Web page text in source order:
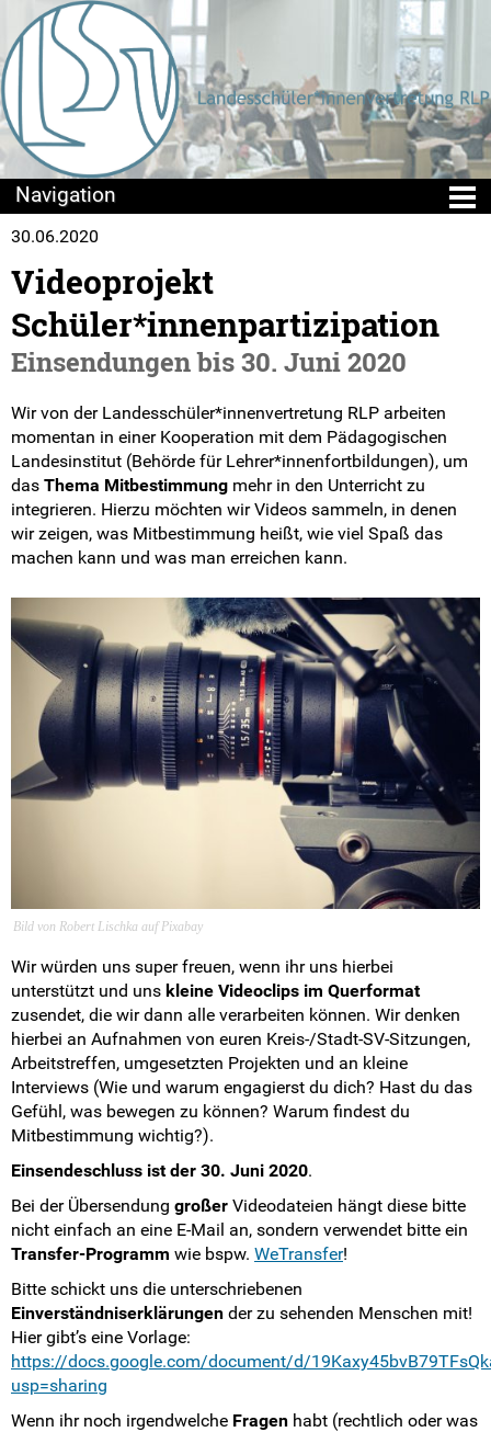
Die LSV
Positionen & Lesestoff
Mach mit!
Seminare
Sommercamps
Landesarbeitskreise
SV-Arbeit vor Ort
Du hast Recht(e)
Weitersurfen
Termine
Shop
30.06.2020
Videoprojekt
Schüler*innenpartizipation
Einsendungen bis 30. Juni 2020
Wir von der Landesschüler*innenvertretung RLP arbeiten
momentan in einer Kooperation mit dem Pädagogischen
Landesinstitut (Behörde für Lehrer*innenfortbildungen), um
das Thema Mitbestimmung mehr in den Unterricht zu
integrieren. Hierzu möchten wir Videos sammeln, in denen
wir zeigen, was Mitbestimmung heißt, wie viel Spaß das
machen kann und was man erreichen kann.
Bild von Robert Lischka auf Pixabay
Wir würden uns super freuen, wenn ihr uns hierbei
unterstützt und uns kleine Videoclips im Querformat
zusendet, die wir dann alle verarbeiten können. Wir denken
hierbei an Aufnahmen von euren Kreis-/Stadt-SV-Sitzungen,
Arbeitstreffen, umgesetzten Projekten und an kleine
Interviews (Wie und warum engagierst du dich? Hast du das
Gefühl, was bewegen zu können? Warum findest du
Mitbestimmung wichtig?).
Einsendeschluss ist der 30. Juni 2020.
Bei der Übersendung großer Videodateien hängt diese bitte
nicht einfach an eine E-Mail an, sondern verwendet bitte ein
Transfer-Programm wie bspw. WeTransfer!
Bitte schickt uns die unterschriebenen
Einverständniserklärungen der zu sehenden Menschen mit!
Hier gibt’s eine Vorlage:
https://docs.google.com/document/d/
usp=sharing
Wenn ihr noch irgendwelche Fragen habt (rechtlich oder was